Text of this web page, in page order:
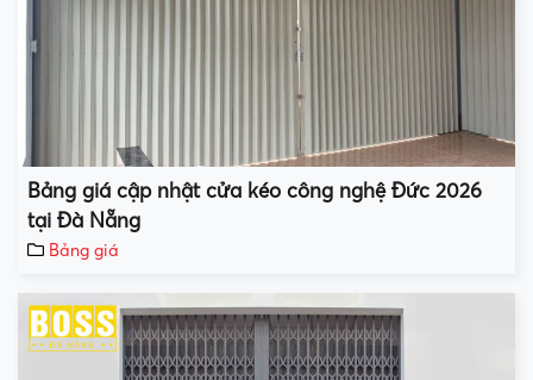
Bảng giá cập nhật cửa kéo công nghệ Đức 2026
tại Đà Nẵng
Bảng giá